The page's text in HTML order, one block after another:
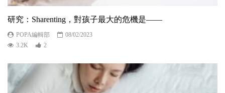
研究：Sharenting，對孩子最大的危機是——
POPA編輯部
08/02/2023
3.2K
2